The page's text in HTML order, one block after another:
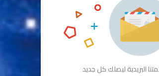
البريدية ليصلك كل جديد